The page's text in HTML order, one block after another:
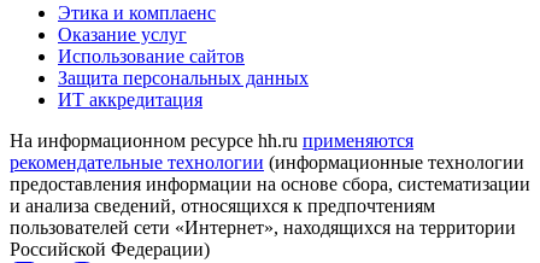
Этика и комплаенс
Оказание услуг
Использование сайтов
Защита персональных данных
ИТ аккредитация
На информационном ресурсе hh.ru применяются
рекомендательные технологии (информационные технологии
предоставления информации на основе сбора, систематизации
и анализа сведений, относящихся к предпочтениям
пользователей сети «Интернет», находящихся на территории
Российской Федерации)